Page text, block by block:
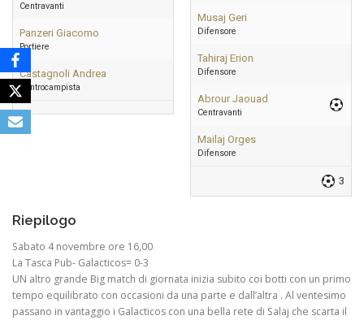
Centravanti
Panzeri Giacomo
Portiere
Castagnoli Andrea
Centrocampista
Musaj Geri
Difensore
Tahiraj Erion
Difensore
Abrour Jaouad
Centravanti
Mailaj Orges
Difensore
3
Riepilogo
Sabato 4 novembre ore 16,00
La Tasca Pub- Galacticos= 0-3
UN altro grande Big match di giornata inizia subito coi botti con un primo
tempo equilibrato con occasioni da una parte e dall’altra . Al ventesimo
passano in vantaggio i Galacticos con una bella rete di Salaj che scarta il